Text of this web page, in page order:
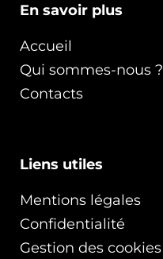
En savoir plus
Accueil
Qui sommes-nous ?
Contacts
Liens utiles
Mentions légales
Confidentialité
Gestion des cookies